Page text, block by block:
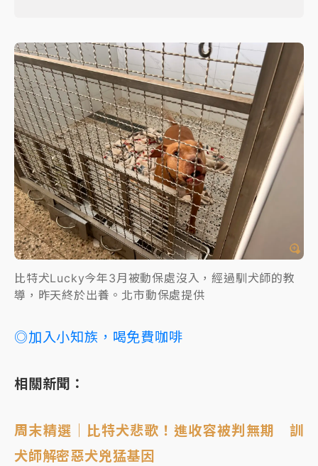
比特犬Lucky今年3月被動保處沒入，經過馴犬師的教
導，昨天終於出養。北市動保處提供
◎加入小知族，喝免費咖啡
相關新聞：
周末精選｜比特犬悲歌！進收容被判無期 訓
犬師解密惡犬兇猛基因